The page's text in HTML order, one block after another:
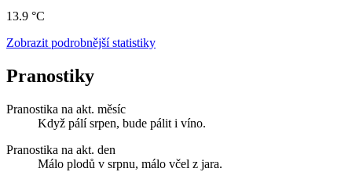
13.9 °C
Zobrazit podrobnější statistiky
Pranostiky
Pranostika na akt. měsíc
Když pálí srpen, bude pálit i víno.
Pranostika na akt. den
Málo plodů v srpnu, málo včel z jara.